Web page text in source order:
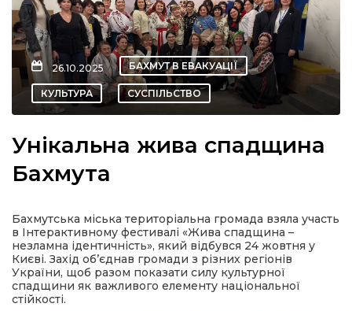
новини
політика
26.10.2025 БАХМУТ В ЕВАКУАЦІЇ
КУЛЬТУРА СУСПІЛЬСТВО
Унікальна жива спадщина
Бахмута
Бахмутська міська територіальна громада взяла участь
в Інтерактивному фестивалі «Жива спадщина –
незламна ідентичність», який відбувся 24 жовтня у
Києві. Захід об’єднав громади з різних регіонів
України, щоб разом показати силу культурної
спадщини як важливого елементу національної
стійкості.